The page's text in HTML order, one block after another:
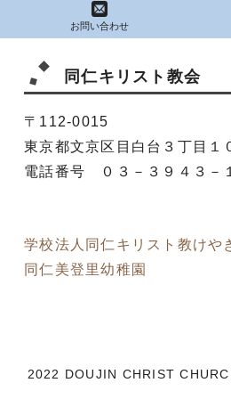
お問い合わせ
同仁キリスト教会
〒112-0015
東京都文京区目白台３丁目１
電話番号 ０３－３９４３－
学校法人同仁キリスト教けや
同仁美登里幼稚園
2022 DOUJIN CHRIST